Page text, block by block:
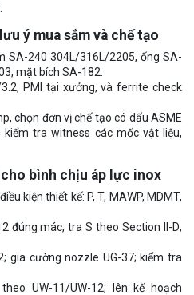
ý mua sắm và chế tạo
SA-240 304L/316L/2205, ống SA-
mặt bích SA-182.
PMI tại xưởng, và ferrite check
chọn đơn vị chế tạo có dấu ASME
tra witness các mốc vật liệu,
cho bình chịu áp lực inox
kiện thiết kế: P, T, MAWP, MDMT,
đúng mác, tra S theo Section II-D;
gia cường nozzle UG-37; kiểm tra
UW-11/UW-12; lên kế hoạch